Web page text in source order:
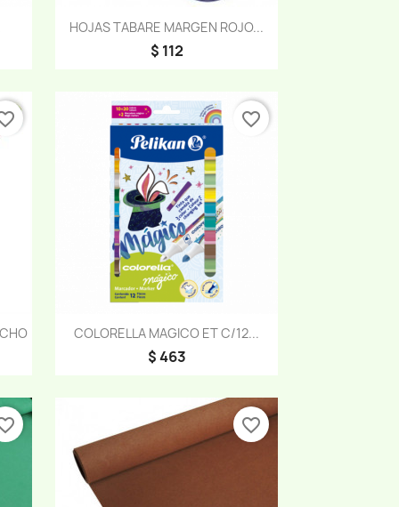
HOJAS TABARE MARGEN ROJO...
$ 112
Vista rápida
COLORELLA MAGICO ET C/12...
$ 463
Vista rápida
favorite_border
favorite_border